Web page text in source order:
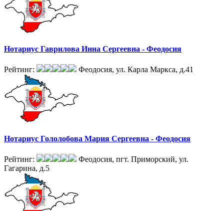
Нотариус Гаврилова Инна Сергеевна - Феодосия
Рейтинг: Феодосия, ул. Карла Маркса, д.41
Нотариус Гололобова Мария Сергеевна - Феодосия
Рейтинг:
Феодосия, пгт. Приморский, ул.
Гагарина, д.5